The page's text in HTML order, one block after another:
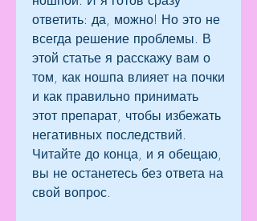
ответить: да, можно! Но это не
всегда решение проблемы. В
этой статье я расскажу вам о
том, как ношпа влияет на почки
и как правильно принимать
этот препарат, чтобы избежать
негативных последствий.
Читайте до конца, и я обещаю,
вы не останетесь без ответа на
свой вопрос.